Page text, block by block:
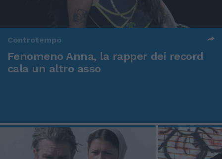
Controtempo
Fenomeno Anna, la rapper dei record
cala un altro asso